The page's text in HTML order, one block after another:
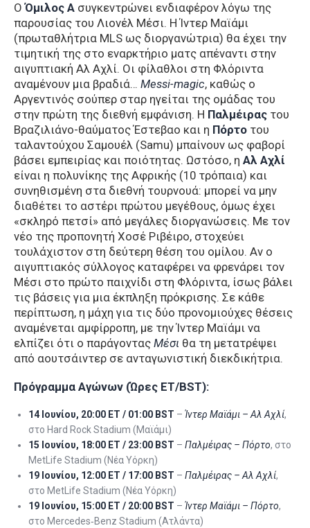
ΟΌμιλος Α συγκεντρώνει ενδιαφέρον λόγω της
παρουσίας του Λιονέλ Μέσι. Η Ίντερ Μαϊάμι
(πρωταθλήτρια MLS ως διοργανώτρια) θα έχει την
τιμητική της στο εναρκτήριο ματς απέναντι στην
αιγυπτιακή Αλ Αχλί. Οι φίλαθλοι στη Φλόριντα
αναμένουν μια βραδιά… Messi-magic, καθώς ο
Αργεντινός σούπερ σταρ ηγείται της ομάδας του
στην πρώτη της διεθνή εμφάνιση. Η Παλμέιρας του
Βραζιλιάνο-θαύματος Έστεβαο και η Πόρτο του
ταλαντούχου Σαμουέλ (Samu) μπαίνουν ως φαβορί
βάσει εμπειρίας και ποιότητας. Ωστόσο, η Αλ Αχλί
είναι η πολυνίκης της Αφρικής (10 τρόπαια) και
συνηθισμένη στα διεθνή τουρνουά: μπορεί να μην
διαθέτει το αστέρι πρώτου μεγέθους, όμως έχει
«σκληρό πετσί» από μεγάλες διοργανώσεις. Με τον
νέο της προπονητή Χοσέ Ριβέιρο, στοχεύει
τουλάχιστον στη δεύτερη θέση του ομίλου. Αν ο
αιγυπτιακός σύλλογος καταφέρει να φρενάρει τον
Μέσι στο πρώτο παιχνίδι στη Φλόριντα, ίσως βάλει
τις βάσεις για μια έκπληξη πρόκρισης. Σε κάθε
περίπτωση, η μάχη για τις δύο προνομιούχες θέσεις
αναμένεται αμφίρροπη, με την Ίντερ Μαϊάμι να
ελπίζει ότι ο παράγοντας Μέσι θα τη μετατρέψει
από αουτσάιντερ σε ανταγωνιστική διεκδικήτρια.
Πρόγραμμα Αγώνων (Ώρες ET/BST):
14 Ιουνίου, 20:00 ET / 01:00 BST – Ίντερ Μαϊάμι – Αλ Αχλί,
στο Hard Rock Stadium (Μαϊάμι)
15 Ιουνίου, 18:00 ET / 23:00 BST – Παλμέιρας – Πόρτο, στο
MetLife Stadium (Νέα Υόρκη)
19 Ιουνίου, 12:00 ET / 17:00 BST – Παλμέιρας – Αλ Αχλί,
στο MetLife Stadium (Νέα Υόρκη)
19 Ιουνίου, 15:00 ET / 20:00 BST – Ίντερ Μαϊάμι – Πόρτο,
στο Mercedes‑Benz Stadium (Ατλάντα)